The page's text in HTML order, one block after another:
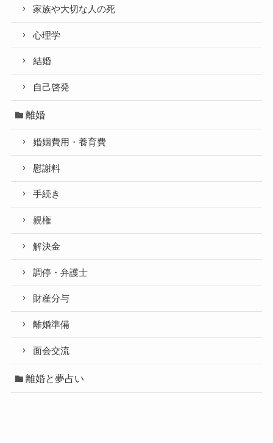
家族や大切な人の死
心理学
結婚
自己啓発
離婚
婚姻費用・養育費
慰謝料
手続き
親権
解決金
調停・弁護士
財産分与
離婚準備
面会交流
離婚と夢占い